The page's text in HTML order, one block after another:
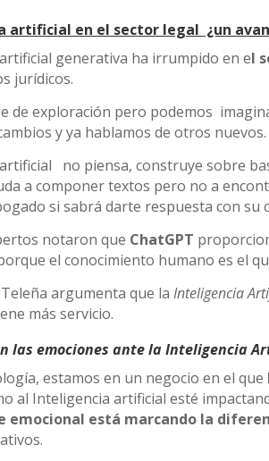
artificial en el sector legal ¿un
generativa ha irrumpido en el
jurídicos.
de exploración pero podemos
y ya hablamos de otros nuevos.
no piensa, construye sobre
a componer textos pero no a
si sabrá darte respuesta con su
notaron que ChatGPT
el conocimiento humano es el
argumenta que laInteligencia
más servicio.
las emociones ante la Inteligencia
estamos en un negocio en el que
al Inteligencia artificial esté
emocional está marcando la